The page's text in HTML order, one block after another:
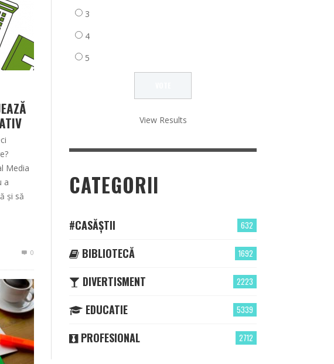
Media
a
și să
0
3
4
5
View Results
CATEGORII
632
#CASĂȘTII
1692
BIBLIOTECĂ
2223
DIVERTISMENT
5339
EDUCATIE
2712
PROFESIONAL